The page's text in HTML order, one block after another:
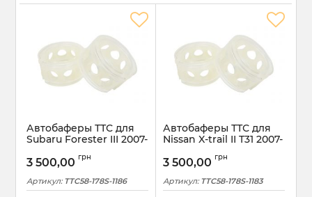
Автобаферы ТТС для
Subaru Forester III 2007-
S (TTC58-178S-1186)
3 500,00 грн
Артикул: TTC58-178S-1186
Автобаферы ТТС для
Nissan X-trail II T31 2007-
S (TTC58-178S-1183)
3 500,00 грн
Артикул: TTC58-178S-1183